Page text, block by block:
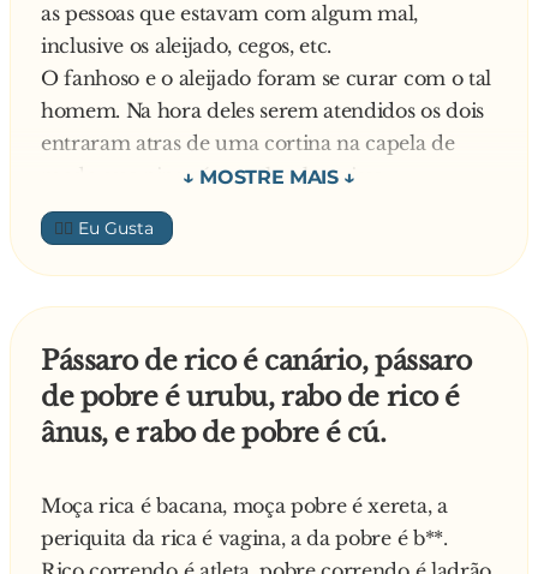
A esperança do rico vem,
a do pobre já se foi,
a filha do rico menstrua,
a do pobre fica de boi.
O rico usa bengala,
o pobre usa muleta,
o rico se masturba,
o pobre bate p**....
Mas a vida é assim mesmo,
seja no norte ou no sul,
o rico toma champanhe,
e o pobre toma no cú.
as pessoas que estavam com algum mal,
inclusive os aleijado, cegos, etc.
O fanhoso e o aleijado foram se curar com o tal
homem. Na hora deles serem atendidos os dois
entraram atras de uma cortina na capela de
modo que ninguém no local os visse.
O curandeiro fez uma oração e a seguir pediu
para que o aleijado jogasse a muleta por cima
da cortina. O aleijado jogou a primeira muleta e
a capela começou a gritar o nome de Deus. Ele
ainda o nome de Deus.
Nisso o curandeiro pediu para o fanhoso falar
alguma coisa e ele disse:
👍🏼
Pássaro de rico é canário, pássaro
de pobre é urubu, rabo de rico é
ânus, e rabo de pobre é cú.
Moça rica é bacana, moça pobre é xereta, a
periquita da rica é vagina, a da pobre é b**.